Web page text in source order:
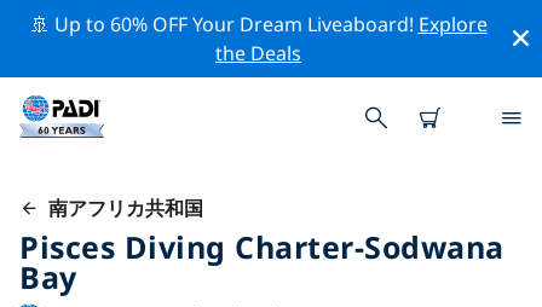
🚢 Up to 60% OFF Your Dream Liveaboard! Explore
the Deals
南アフリカ共和国
Pisces Diving Charter-Sodwana
Bay